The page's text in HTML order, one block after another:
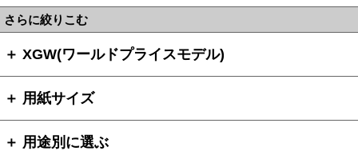
さらに絞りこむ
＋ XGW(ワールドプライスモデル)
＋ 用紙サイズ
＋ 用途別に選ぶ